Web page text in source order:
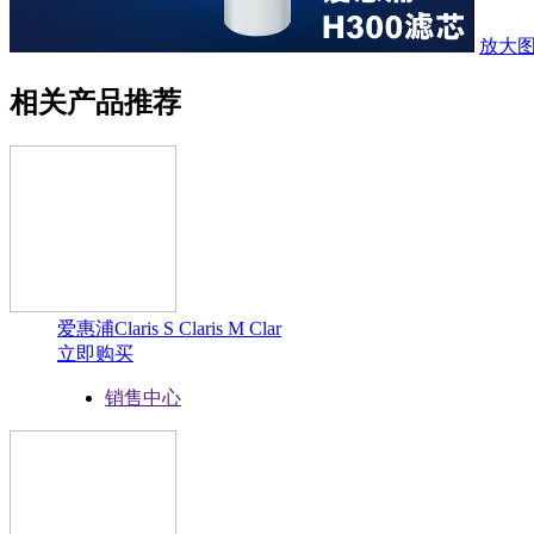
放大
相关产品推荐
爱惠浦Claris S Claris M Clar
立即购买
销售中心